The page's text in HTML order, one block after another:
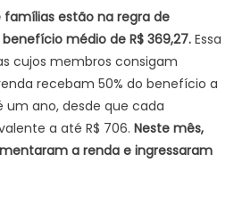
famílias estão na regra de
médio de R$ 369,27.Essa
cujos membros consigam
recebam 50% do benefício a
ano, desde que cada
a até R$ 706. Neste mês,
a renda e ingressaram